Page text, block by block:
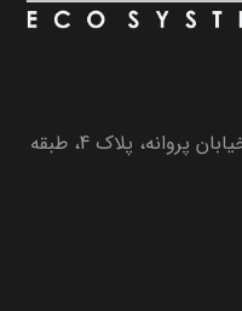
تهران، بزرگراه جلال آل احمد، خیابان پروانه، پلاک 4، طبقه